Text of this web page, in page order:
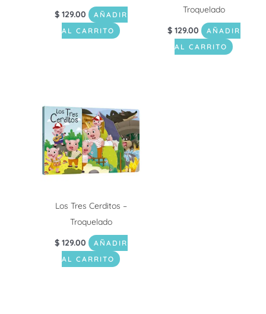
$129.00
AÑADIR
AL CARRITO
Troquelado
$129.00
AÑADIR
AL CARRITO
Los Tres Cerditos –
Troquelado
$129.00
AÑADIR
AL CARRITO